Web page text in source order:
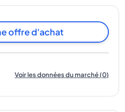
offre d'achat
Voir les données du marché(0)